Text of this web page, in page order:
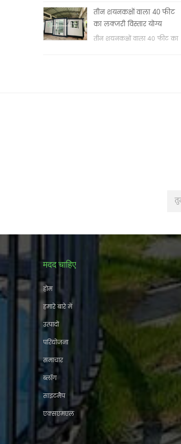
वॉश बेसिन & nbsp;
तीन शयनकक्षों वाला 40 फीट
का लक्जरी विस्तार योग्य
कंटेनर हाउस
तीन शयनकक्षों वाला 40 फीट का
मदद चाहिए
होम
हमारे बारे में
उत्पादों
परियोजना
समाचार
ब्लॉग
साइटमैप
एक्सएमएल